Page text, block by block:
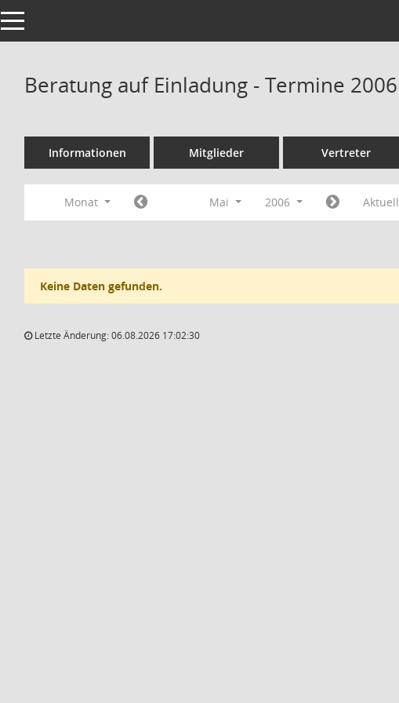
Toggle navigation
Beratung auf Einladung - Termine 2006
Informationen Mitglieder Vertreter
Monat Mai 2006 Aktuell
Keine Daten gefunden.
Letzte Änderung: 06.08.2026 17:02:30